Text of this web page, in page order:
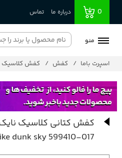
0 درباره ما تماس
منو
اسپرت باما کفش کفش کلاسیک
کفش کتانی کلاسیک
dunk sky 599410-017